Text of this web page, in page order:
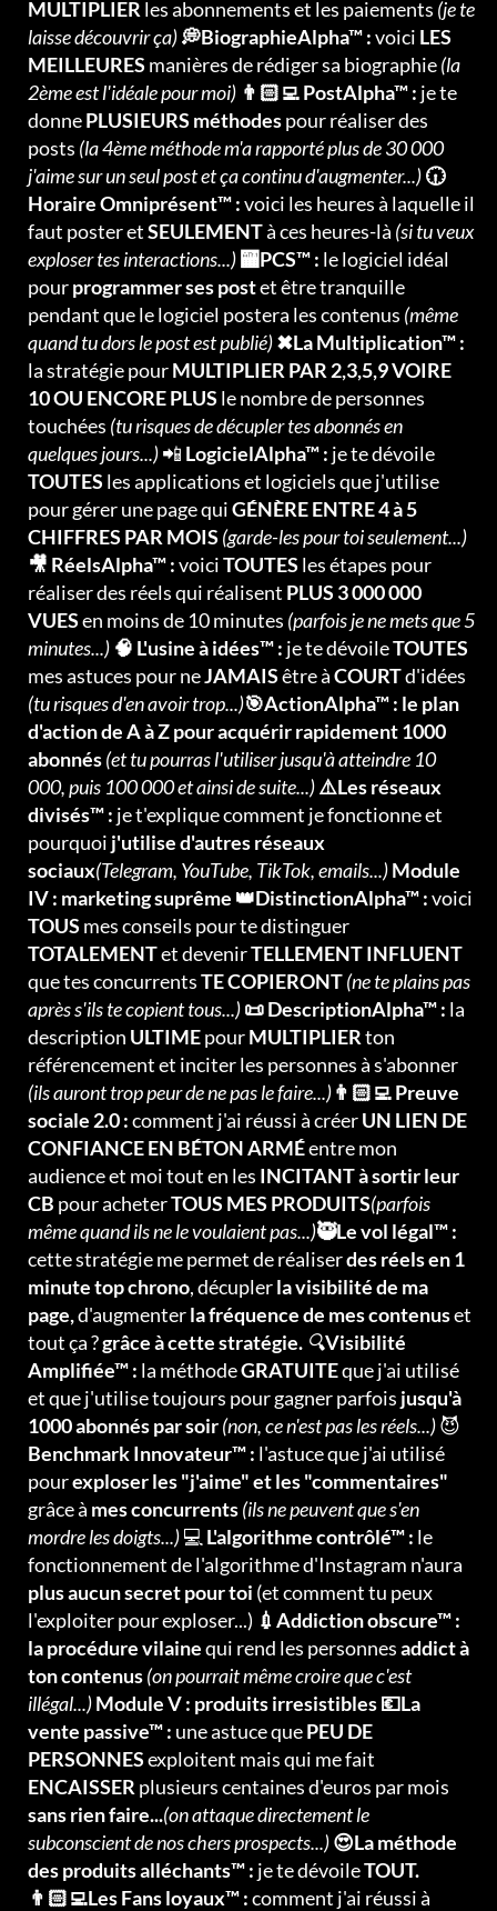
MULTIPLIER les abonnements et les paiements (je te
laisse découvrir ça)💭BiographieAlpha™ :voici LES
MEILLEURES manières de rédiger sa biographie(la
2ème est l'idéale pour moi) 👨🏻‍💻 PostAlpha™ : je te
donnePLUSIEURS méthodespour réaliser des
posts (la 4ème méthode m'a rapporté plus de 30 000
j'aime sur un seul post et ça continu d'augmenter...)🕡
Horaire Omniprésent™ :voici les heures à laquelle il
faut poster etSEULEMENTà ces heures-là (si tu veux
exploser tes interactions...)🏧PCS™ : le logiciel idéal
pourprogrammer ses postet être tranquille
pendant que le logiciel postera les contenus (même
quand tu dors le post est publié)✖La Multiplication™ :
la stratégie pourMULTIPLIER PAR 2,3,5,9 VOIRE
10 OU ENCORE PLUS le nombre de personnes
touchées (tu risques de décupler tes abonnés en
quelques jours...)📲 LogicielAlpha™ : je te dévoile
TOUTES les applications et logiciels que j'utilise
pour gérer une page quiGÉNÈRE ENTRE 4 à 5
CHIFFRES PAR MOIS (garde-les pour toi seulement...)
🎥 RéelsAlpha™ :voiciTOUTES les étapes pour
réaliser des réels qui réalisent PLUS 3 000 000
VUESen moins de 10 minutes (parfois je ne mets que 5
minutes...) 🧠 L'usine à idées™ : je te dévoileTOUTES
mes astuces pour neJAMAISêtre àCOURTd'idées
(tu risques d'en avoir trop...)🎯ActionAlpha™ : le plan
d'action de A à Z pour acquérir rapidement 1000
abonnés(et tu pourras l'utiliser jusqu'à atteindre 10
000, puis 100 000 et ainsi de suite...)⚠️Les réseaux
divisés™ : je t'explique comment je fonctionne et
pourquoi j'utilise d'autres réseaux
sociaux(Telegram, YouTube, TikTok, emails...)Module
IV : marketing suprême 👑DistinctionAlpha™ :voici
TOUS mes conseils pour te distinguer
TOTALEMENTet devenirTELLEMENT INFLUENT
que tes concurrentsTE COPIERONT(ne te plains pas
après s'ils te copient tous...)📜 DescriptionAlpha™ : la
description ULTIMEpourMULTIPLIERton
référencement et inciter les personnes à s'abonner
(ils auront trop peur de ne pas le faire...)👨🏻‍💻 Preuve
sociale 2.0 :comment j'ai réussi à créerUN LIEN DE
CONFIANCE EN BÉTON ARMÉentre mon
audience et moi tout en les INCITANT à sortir leur
CB pour acheterTOUS MES PRODUITS(parfois
même quand ils ne le voulaient pas...)🥷Le vol légal™ :
cette stratégie me permet de réaliserdes réels en 1
minute top chrono, décuplerla visibilité de ma
page,d'augmenterla fréquence de mes contenuset
tout ça ?grâce à cette stratégie. 🔍Visibilité
Amplifiée™ : la méthodeGRATUITEque j'ai utilisé
et que j'utilise toujours pour gagner parfois jusqu'à
1000 abonnés par soir(non, ce n'est pas les réels...)😈
Benchmark Innovateur™ : l'astuce que j'ai utilisé
pourexploser les "j'aime" et les "commentaires"
grâce à mes concurrents(ils ne peuvent que s'en
mordre les doigts...)💻 L'algorithme contrôlé™ : le
fonctionnement de l'algorithme d'Instagram n'aura
plus aucun secret pour toi (et comment tu peux
l'exploiter pour exploser...) 💉Addiction obscure™ :
la procédure vilainequi rend les personnesaddict à
ton contenus(on pourrait même croire que c'est
illégal...)Module V : produits irresistibles 💶La
vente passive™ : une astuce quePEU DE
PERSONNESexploitent mais qui me fait
ENCAISSER plusieurs centaines d'euros par mois
sans rien faire...(on attaque directement le
subconscient de nos chers prospects...)😍La méthode
des produits alléchants™ : je te dévoileTOUT.
👨🏻‍💻Les Fans loyaux™ :comment j'ai réussi à